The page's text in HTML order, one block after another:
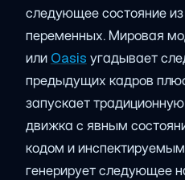
следующее состояние
переменных. Мировая
или Oasis угадывает
предыдущих кадров
запускает
движка с явным
кодом и
генерирует следующее